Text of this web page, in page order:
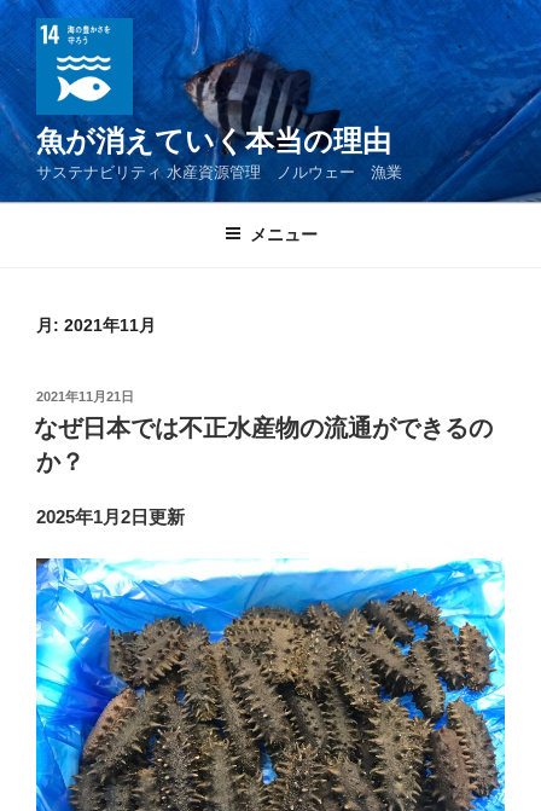
コ
ン
テ
ン
ツ
へ
魚が消えていく本当の理由
サステナビリティ 水産資源管理 ノルウェー 漁業
メニュー
月: 2021年11月
投
稿
日:
2021年11月21日
なぜ日本では不正水産物の流通ができるの
か？
2025年1月2日更新